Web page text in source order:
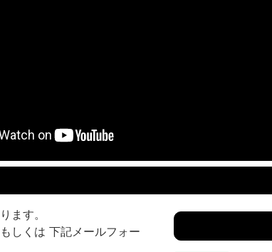
ます。
しくは 下記メールフォー